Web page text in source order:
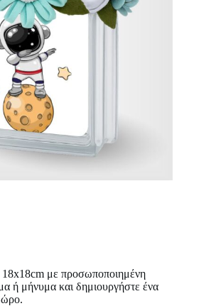
με προσωποποιημένη
ή μήνυμα και δημιουργήστε ένα